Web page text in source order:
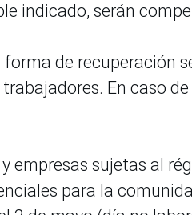
indicado, serán
forma de recuperación
En caso
empresas sujetas al
para la